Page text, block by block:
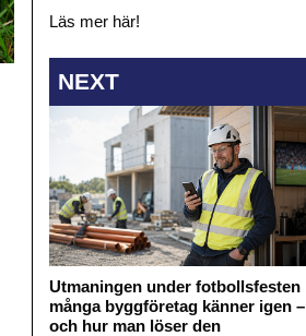
Läs mer här!
NEXT
Utmaningen under fotbollsfesten
många byggföretag känner igen –
och hur man löser den